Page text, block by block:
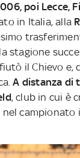
poi Lecce,
in Italia, alla
stagione
il Chievo e,
A distanza di
, club in cui è
nel campionato